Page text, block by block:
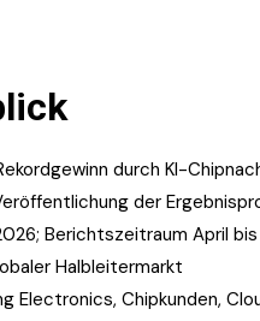
durch KI-
der
Berichtszeitraum April
Halbleitermarkt
Electronics, Chipkunden,